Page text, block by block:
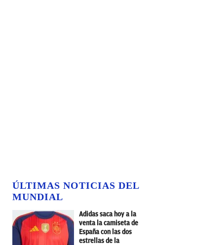
ÚLTIMAS NOTICIAS DEL
MUNDIAL
Adidas saca hoy a la
venta la camiseta de
España con las dos
estrellas de la